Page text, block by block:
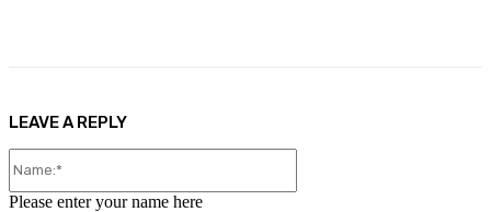
LEAVE A REPLY
Please enter your name here